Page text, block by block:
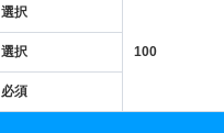
選択
100
選択
必須